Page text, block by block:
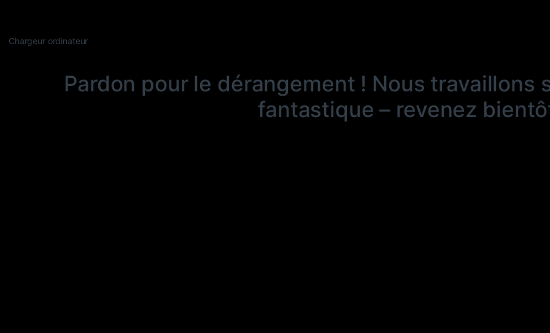
Chargeur ordinateur
Pardon pour le dérangement ! Nous travaillons
fantastique – revenez